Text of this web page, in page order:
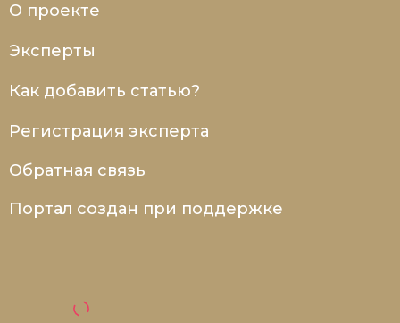
О проекте
Эксперты
Как добавить статью?
Регистрация эксперта
Обратная связь
Портал создан при поддержке